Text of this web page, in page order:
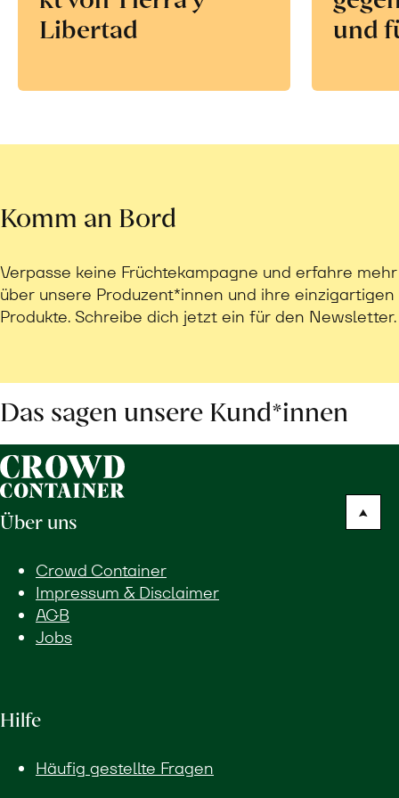
Libertad
und
Komm an Bord
Verpasse keine Früchtekampagne und erfahre mehr
über unsere Produzent*innen und ihre einzigartigen
Produkte. Schreibe dich jetzt ein für den Newsletter.
Das sagen unsere Kund*innen
Über uns
Crowd Container
Impressum & Disclaimer
AGB
Jobs
Hilfe
Häufig gestellte Fragen